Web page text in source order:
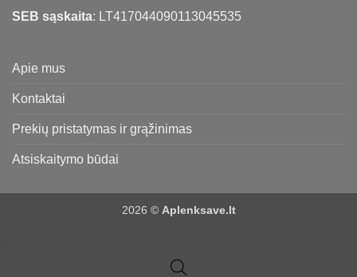
SEB sąskaita: LT417044090113045535
Apie mus
Kontaktai
Prekių pristatymas ir grąžinimas
Atsiskaitymo būdai
2026 © Aplenksave.lt